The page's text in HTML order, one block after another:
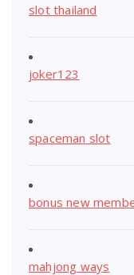
slot thailand
joker123
spaceman slot
bonus new
mahjong ways